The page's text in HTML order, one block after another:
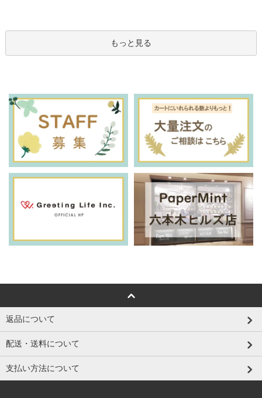
もっと見る
返品について
配送・送料について
支払い方法について